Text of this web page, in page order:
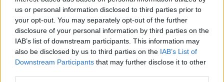
us or personal information disclosed to third parties prior to
your opt-out. You may separately opt-out of the further
disclosure of your personal information by third parties on the
IAB’s list of downstream participants. This information may
also be disclosed by us to third parties on the IAB’s List of
Downstream Participants that may further disclose it to other